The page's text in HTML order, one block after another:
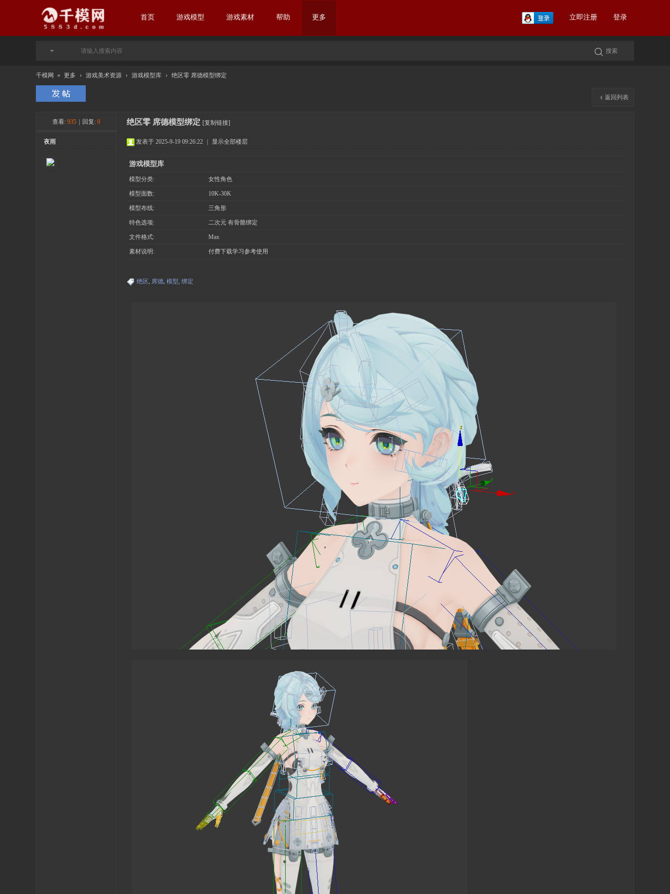
首页 游戏模型 游戏素材 帮助 更多 立即注册 登录
千模网 » 更多 › 游戏美术资源 › 游戏模型库 › 绝区零 席德模型绑定
返回列表
查看: 935 回复: 0 绝区零 席德模型绑定 [复制链接]
夜雨 发表于 2025-9-19 09:26:22 显示全部楼层
游戏模型库
模型分类: 女性角色
模型面数: 10K-30K
模型布线: 三角形
特色选项: 二次元 有骨骼绑定
文件格式: Max
素材说明: 付费下载学习参考使用
绝区, 席德, 模型, 绑定